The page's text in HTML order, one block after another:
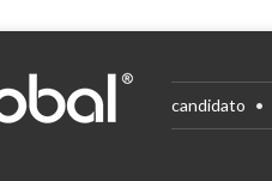
candidato